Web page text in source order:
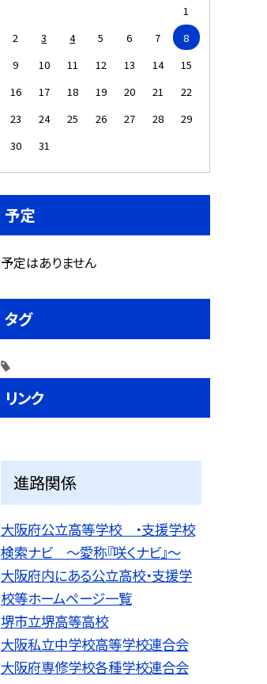
1
2
3 4 5 6 7
8
9
10 11 12 13 14
15
16
17 18 19 20 21
22
23
24 25 26 27 28
29
30
31
予定
予定はありません
タグ
リンク
進路関係
大阪府公立高等学校 ・支援学校
検索ナビ 〜愛称『咲くナビ』〜
大阪府内にある公立高校・支援学
校等ホームページ一覧
堺市立堺高等高校
大阪私立中学校高等学校連合会
大阪府専修学校各種学校連合会